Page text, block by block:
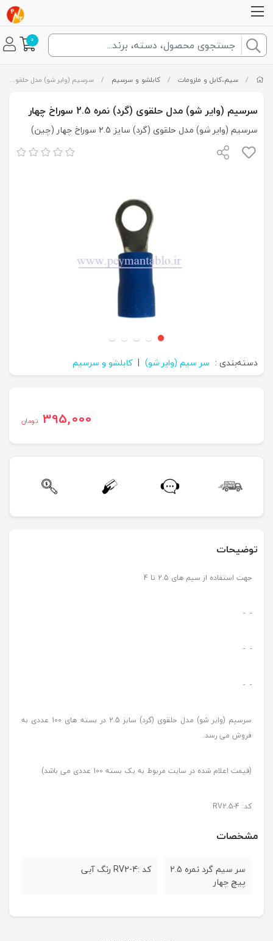
0
/ سیم،کابل و ملزومات / کابلشو و سرسیم / سرسیم (وایر شو) مدل حلقوی (گرد) نمره 2.5 سوراخ چهار
سرسیم (وایر شو) مدل حلقوی (گرد) نمره 2.5 سوراخ چهار
سرسیم (وایر شو) مدل حلقوی (گرد) سایز 2.5 سوراخ چهار (چین)
دسته‌بندی : سر سیم (وایر شو) | کابلشو و سرسیم
395,000 تومان
توضیحات
جهت استفاده از سیم های 2.5 تا 4
- -
- -
- -
سرسیم (وایر شو) مدل حلقوی (گرد) سایز 2.5 در بسته های 100 عددی به
فروش می رسد.
(قیمت اعلام شده در سایت مربوط به یک بسته 100 عددی می باشد)
کد: RV2.5-4
مشخصات
سر سیم گرد نمره 2.5
پیچ چهار
کد :RV2-4 رنگ آبی